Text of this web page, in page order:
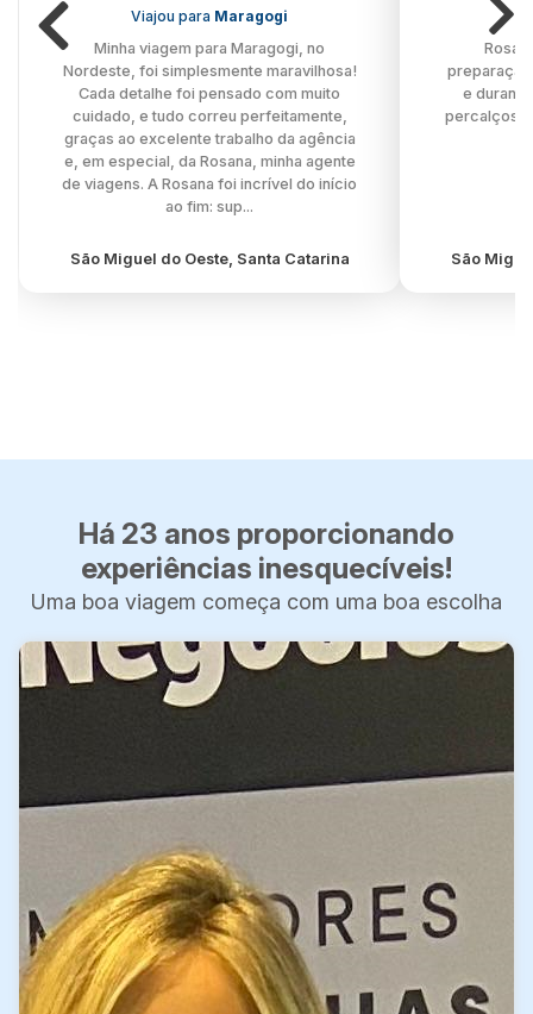
Viajou para Maragogi
Minha viagem para Maragogi, no
Nordeste, foi simplesmente maravilhosa!
Cada detalhe foi pensado com muito
cuidado, e tudo correu perfeitamente,
graças ao excelente trabalho da agência
e, em especial, da Rosana, minha agente
de viagens. A Rosana foi incrível do início
ao fim: sup...
São Miguel do Oeste, Santa Catarina
preparação
e
percalços e
São
Há 23 anos proporcionando
experiências inesquecíveis!
Uma boa viagem começa com uma boa escolha